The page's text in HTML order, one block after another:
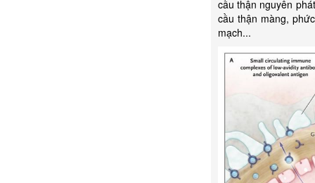
cầu thận nguyên
cầu thận màng,
mạch...